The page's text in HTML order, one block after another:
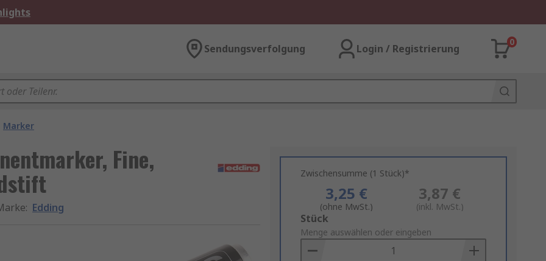
Sendungsverfolgung Login / Registrierung
0
Marker
Fine,
: Edding
Zwischensumme (1 Stück)*
3,25 €
(ohne MwSt.)
3,87 €
(inkl. MwSt.)
Add
to
Basket
Stück
Menge auswählen oder eingeben